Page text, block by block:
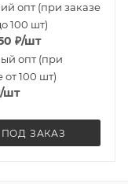
опт (при заказе
100 шт)
₽/шт
опт (при
от 100 шт)
/шт
ПОД ЗАКАЗ